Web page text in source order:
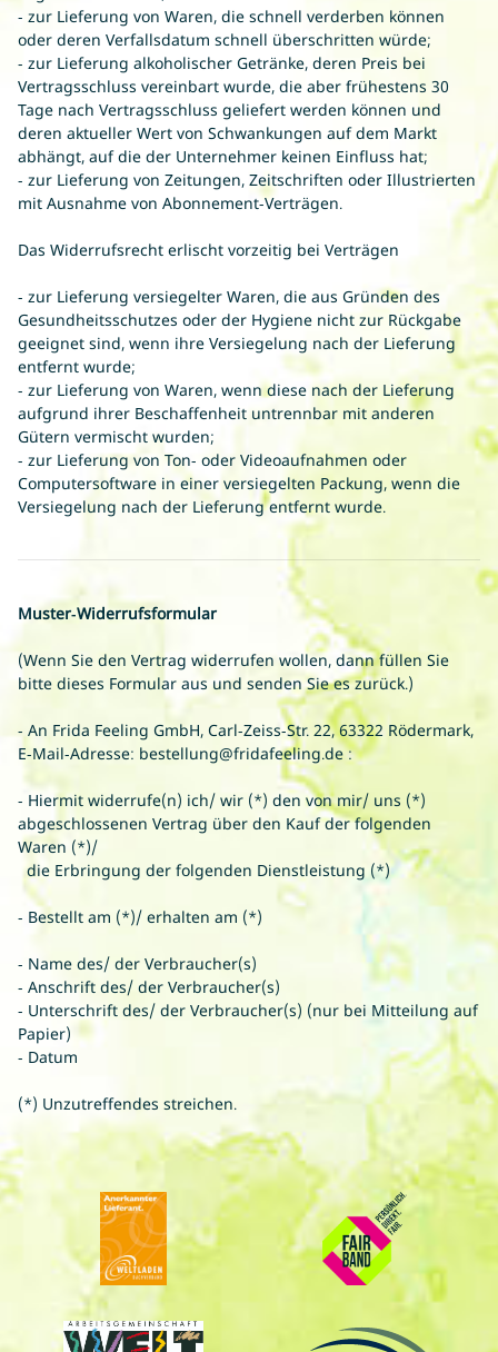
- zur Lieferung von Waren, die schnell verderben können
oder deren Verfallsdatum schnell überschritten würde;
- zur Lieferung alkoholischer Getränke, deren Preis bei
Vertragsschluss vereinbart wurde, die aber frühestens 30
Tage nach Vertragsschluss geliefert werden können und
deren aktueller Wert von Schwankungen auf dem Markt
abhängt, auf die der Unternehmer keinen Einfluss hat;
- zur Lieferung von Zeitungen, Zeitschriften oder Illustrierten
mit Ausnahme von Abonnement-Verträgen.
Das Widerrufsrecht erlischt vorzeitig bei Verträgen
- zur Lieferung versiegelter Waren, die aus Gründen des
Gesundheitsschutzes oder der Hygiene nicht zur Rückgabe
geeignet sind, wenn ihre Versiegelung nach der Lieferung
entfernt wurde;
- zur Lieferung von Waren, wenn diese nach der Lieferung
aufgrund ihrer Beschaffenheit untrennbar mit anderen
Gütern vermischt wurden;
- zur Lieferung von Ton- oder Videoaufnahmen oder
Computersoftware in einer versiegelten Packung, wenn die
Versiegelung nach der Lieferung entfernt wurde.
Muster-Widerrufsformular
(Wenn Sie den Vertrag widerrufen wollen, dann füllen Sie
bitte dieses Formular aus und senden Sie es zurück.)
- An Frida Feeling GmbH, Carl-Zeiss-Str. 22, 63322 Rödermark,
E-Mail-Adresse: bestellung@fridafeeling.de:
- Hiermit widerrufe(n) ich/ wir (*) den von mir/ uns (*)
abgeschlossenen Vertrag über den Kauf der folgenden
Waren (*)/
die Erbringung der folgenden Dienstleistung (*)
- Bestellt am (*)/ erhalten am (*)
- Name des/ der Verbraucher(s)
- Anschrift des/ der Verbraucher(s)
- Unterschrift des/ der Verbraucher(s) (nur bei Mitteilung auf
Papier)
- Datum
(*) Unzutreffendes streichen.